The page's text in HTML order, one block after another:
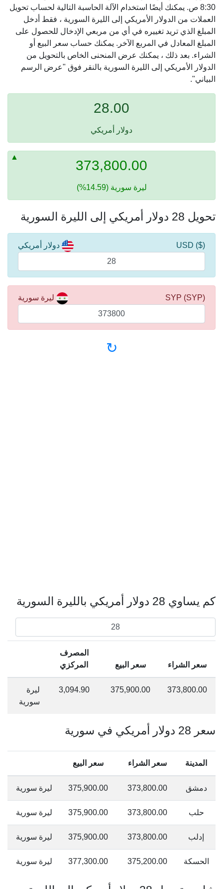
8:30 ص. يمكنك أيضًا استخدام الآلة الحاسبة التالية لحساب تحويل
العملات من الدولار الأمريكي إلى الليرة السورية ، فقط أدخل
المبلغ الذي تريد تغييره في أي من مربعي الإدخال للحصول على
المبلغ المعادل في المربع الآخر. يمكنك حساب سعر البيع أو
الشراء. بعد ذلك ، يمكنك عرض المنحنى الخاص بالتحويل من
الدولار الأمريكي إلى الليرة السورية بالنقر فوق "عرض الرسم
البياني".
28.00
دولار أمريكي
373,800.00
ليرة سورية (14.59%)
تحويل 28 دولار أمريكي إلى الليرة السورية
دولار أمريكي ($) USD
ليرة سورية (SYP) SYP
↻
كم يساوي 28 دولار أمريكي بالليرة السورية
سعر الشراء سعر البيع
المصرف
المركزي
373,800.00
375,900.00
3,094.90
ليرة
سورية
سعر 28 دولار أمريكي في سورية
المدينة سعر الشراء سعر البيع
دمشق 373,800.00
375,900.00 ليرة سورية
حلب 373,800.00
375,900.00 ليرة سورية
إدلب 373,800.00
375,900.00 ليرة سورية
الحسكة 375,200.00
377,300.00 ليرة سورية